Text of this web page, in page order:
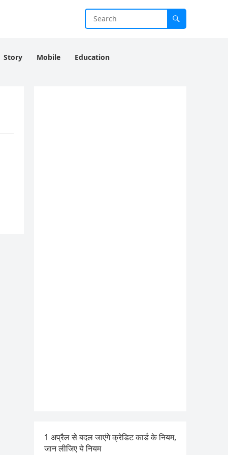
Story Mobile Education
1 अप्रैल से बदल जाएंगे क्रेडिट कार्ड के नियम,
जान लीजिए ये नियम